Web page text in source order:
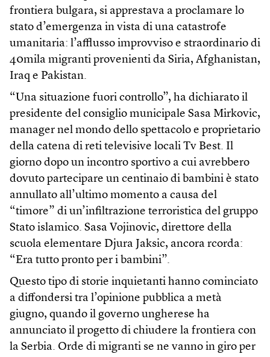
frontiera bulgara, si apprestava a proclamare lo
stato d’emergenza in vista di una catastrofe
umanitaria: l’afflusso improvviso e straordinario di
40mila migranti provenienti da Siria, Afghanistan,
Iraq e Pakistan.
“Una situazione fuori controllo”, ha dichiarato il
presidente del consiglio municipale Sasa Mirkovic,
manager nel mondo dello spettacolo e proprietario
della catena di reti televisive locali Tv Best. Il
giorno dopo un incontro sportivo a cui avrebbero
dovuto partecipare un centinaio di bambini è stato
annullato all’ultimo momento a causa del
“timore” di un’infiltrazione terroristica del gruppo
Stato islamico. Sasa Vojinovic, direttore della
scuola elementare Djura Jaksic, ancora rcorda:
“Era tutto pronto per i bambini”.
Questo tipo di storie inquietanti hanno cominciato
a diffondersi tra l’opinione pubblica a metà
giugno, quando il governo ungherese ha
annunciato il progetto di chiudere la frontiera con
la Serbia. Orde di migranti se ne vanno in giro per